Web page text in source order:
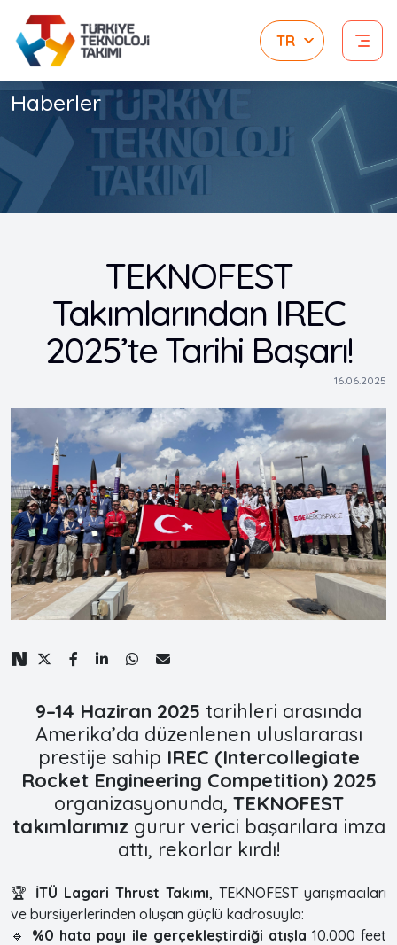
Haberler
TEKNOFEST
Takımlarından IREC
2025’te Tarihi Başarı!
16.06.2025
9–14 Haziran 2025 tarihleri arasında
Amerika’da düzenlenen uluslararası
prestije sahip IREC (Intercollegiate
Rocket Engineering Competition) 2025
organizasyonunda, TEKNOFEST
takımlarımız gurur verici başarılara imza
attı, rekorlar kırdı!
🏆 İTÜ Lagari Thrust Takımı, TEKNOFEST yarışmacıları
ve bursiyerlerinden oluşan güçlü kadrosuyla:
🔹 %0 hata payı ile gerçekleştirdiği atışla 10.000 feet